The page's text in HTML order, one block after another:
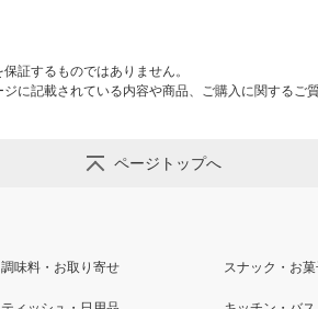
証するものではありません。
記載されている内容や商品、ご購入に関するご
ページトップへ
味料・お取り寄せ スナック・お菓